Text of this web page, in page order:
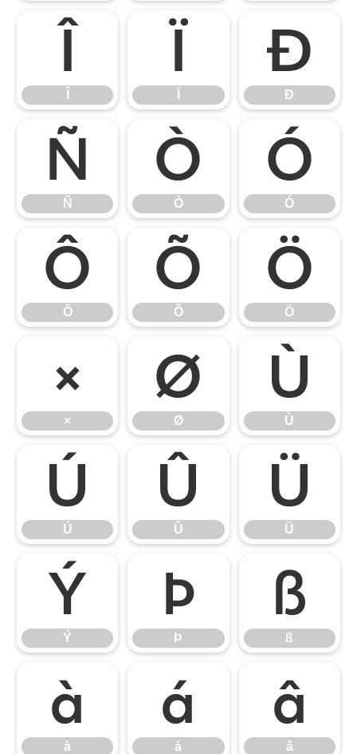
Î Ï Ð
Ð
Ñ
Ñ
Ò
Ò
Ó
Ó
Ô
Ô
Õ
Õ
Ö
Ö
×
×
Ø
Ø
Ù
Ù
Ú
Ú
Û
Û
Ü
Ü
Ý
Ý
Þ
Þ
ß
ß
à
à
á
á
â
â